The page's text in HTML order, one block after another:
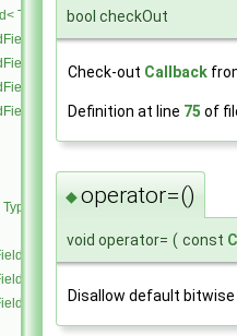
TypeR, TypeR, GeoMesh, Field >
TypeR, Type1, TypeR,
TypeR, TypeR, Type2,
TypeR, TypeR, TypeR,
TypeR >
TypeR, Type1, TypeR >
TypeR, TypeR, Type2 >
TypeR, TypeR, TypeR >
bool checkOut
Check-out Callback
Definition at line 75 of
◆operator=()
void operator= ( const
Disallow default